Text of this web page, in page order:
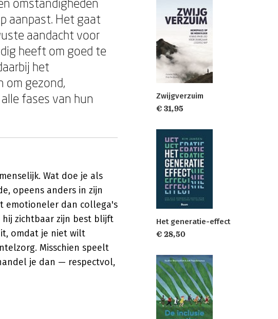
aanpast. Het gaat
aandacht voor
heeft om goed te
het
om gezond,
fases van hun
Wat doe je als
opeens anders in zijn
emotioneler dan collega's
zichtbaar zijn best blijft
omdat je niet wilt
Misschien speelt
je dan — respectvol,
Zwijgverzuim
€ 31,95
Het generatie-effect
€ 28,50